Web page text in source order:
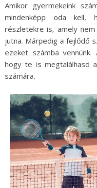
Amikor gyermekeink
mindenképp oda kell,
részletekre is, amely
jutna. Márpedig a fejlődő
ezeket számba
hogy te is megtalálhasd
számára.